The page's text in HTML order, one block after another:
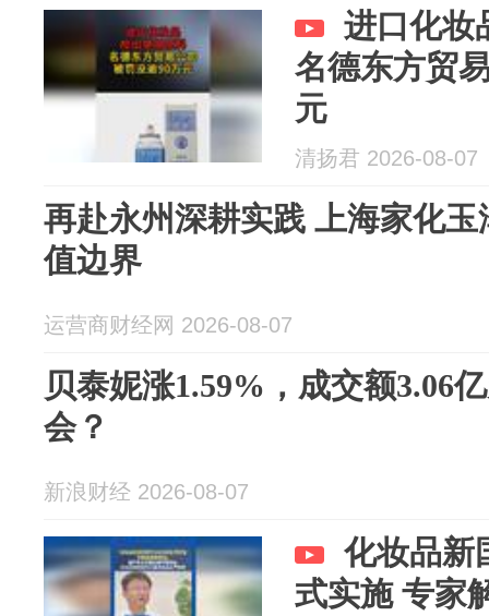
进口化妆
名德东方贸
元
清扬君 2026-08-07
再赴永州深耕实践 上海家化
值边界
运营商财经网 2026-08-07
贝泰妮涨1.59%，成交额3.06
会？
新浪财经 2026-08-07
化妆品新
式实施 专家